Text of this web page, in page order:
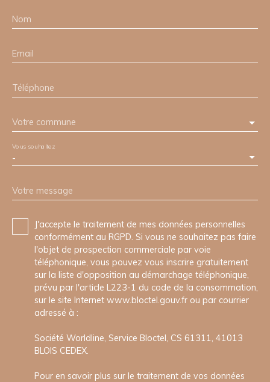
Nom
Email
Téléphone
Votre commune
-
Vous souhaitez
Votre message
J'accepte le traitement de mes données personnelles
conformément au RGPD. Si vous ne souhaitez pas faire
l'objet de prospection commerciale par voie
téléphonique, vous pouvez vous inscrire gratuitement
sur la liste d'opposition au démarchage téléphonique,
prévu par l'article L223-1 du code de la consommation,
sur le site Internet www.bloctel.gouv.fr ou par courrier
adressé à :
Société Worldline, Service Bloctel, CS 61311, 41013
BLOIS CEDEX.
Pour en savoir plus sur le traitement de vos données